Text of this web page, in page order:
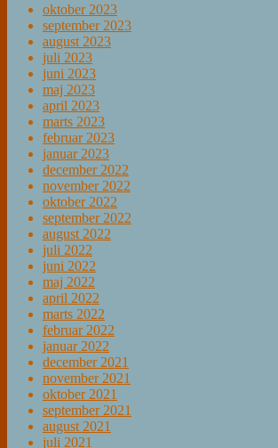
oktober 2023
september 2023
august 2023
juli 2023
juni 2023
maj 2023
april 2023
marts 2023
februar 2023
januar 2023
december 2022
november 2022
oktober 2022
september 2022
august 2022
juli 2022
juni 2022
maj 2022
april 2022
marts 2022
februar 2022
januar 2022
december 2021
november 2021
oktober 2021
september 2021
august 2021
juli 2021